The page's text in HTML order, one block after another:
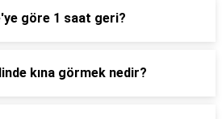
göre 1 saat geri?
kına görmek nedir?